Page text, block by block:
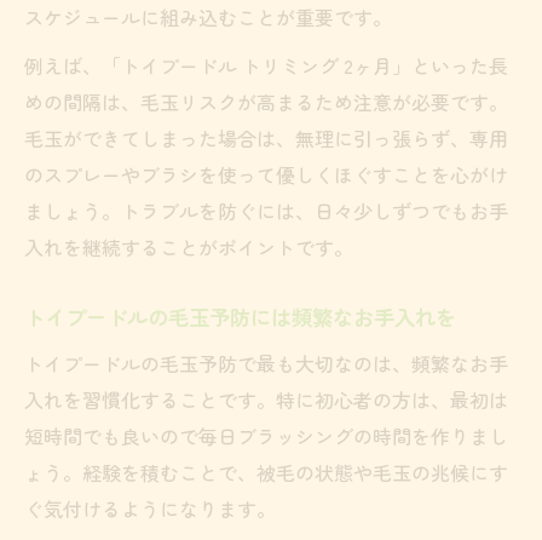
スケジュールに組み込むことが重要です。
例えば、「トイプードル トリミング 2ヶ月」といった長
めの間隔は、毛玉リスクが高まるため注意が必要です。
毛玉ができてしまった場合は、無理に引っ張らず、専用
のスプレーやブラシを使って優しくほぐすことを心がけ
ましょう。トラブルを防ぐには、日々少しずつでもお手
入れを継続することがポイントです。
トイプードルの毛玉予防には頻繁なお手入れを
トイプードルの毛玉予防で最も大切なのは、頻繁なお手
入れを習慣化することです。特に初心者の方は、最初は
短時間でも良いので毎日ブラッシングの時間を作りまし
ょう。経験を積むことで、被毛の状態や毛玉の兆候にす
ぐ気付けるようになります。